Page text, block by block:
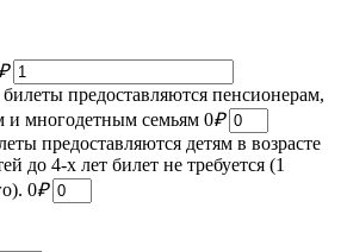
предоставляются пенсионерам,
и многодетным семьям 0₽
предоставляются детям в возрасте
до 4-х лет билет не требуется (1
0₽